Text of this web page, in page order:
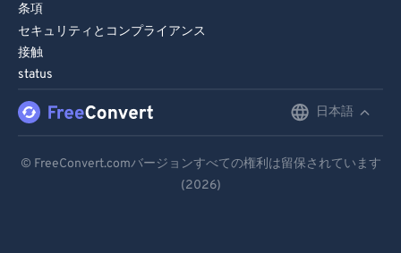
条項
セキュリティとコンプライアンス
接触
status
日本語
Español
© FreeConvert.comバージョンすべての権利は留保されています
(2026)